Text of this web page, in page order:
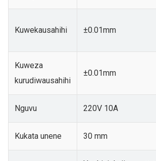
Kuwekausahihi ±0.01mm
Kuweza
kurudiwausahihi
±0.01mm
Nguvu 220V 10A
Kukata unene 30 mm